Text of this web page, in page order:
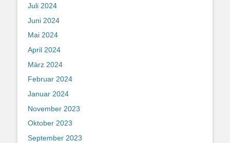
Juli 2024
Juni 2024
Mai 2024
April 2024
März 2024
Februar 2024
Januar 2024
November 2023
Oktober 2023
September 2023